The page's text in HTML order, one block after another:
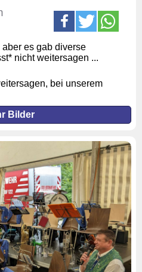
es gab diverse
nicht weitersagen ...
bei unserem
Bilder